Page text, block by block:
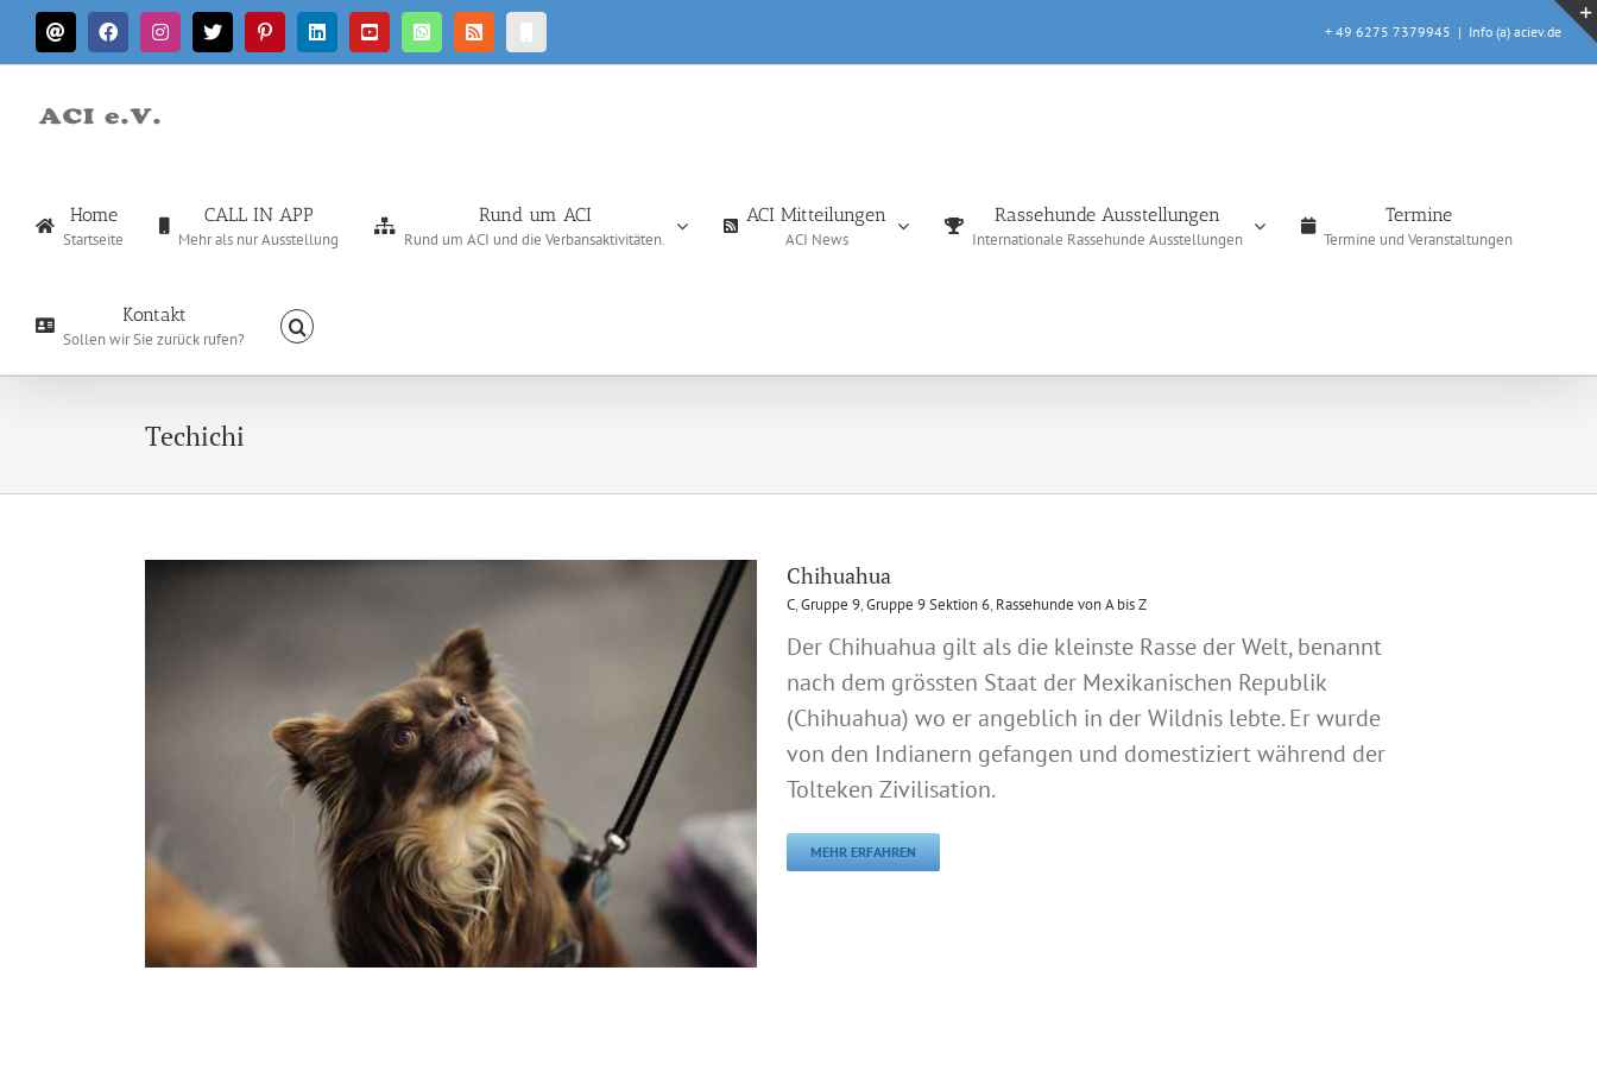
Zum
InhaltE-
Mail
FacebookInstagram
X PinterestLinkedInYouTubeWhatsApp
Rss
IN
+ 49 6275 7379945 | Info (a) aciev.de
Home
Startseite
CALL IN APP
Mehr als nur Ausstellung
Rund um ACI
Rund um ACI und die Verbansaktivitäten.
ACI Mitteilungen
ACI News
Rassehunde Ausstellungen
Internationale Rassehunde Ausstellungen
Termine
Termine und Veranstaltungen
Kontakt
Sollen wir Sie zurück rufen?
Techichi
Chihuahua
C,Gruppe 9,Gruppe 9 Sektion 6, Rassehunde von A bis Z
Der Chihuahua gilt als die kleinste Rasse der Welt, benannt
nach dem grössten Staat der Mexikanischen Republik
(Chihuahua) wo er angeblich in der Wildnis lebte. Er wurde
von den Indianern gefangen und domestiziert während der
Tolteken Zivilisation.
MEHR ERFAHREN